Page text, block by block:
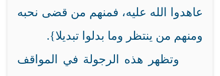
عاهدوا الله عليه، فمنهم من قضى نحبه
ومنهم من ينتظر وما بدلوا تبديلا}.
وتظهر هذه الرجولة في المواقف